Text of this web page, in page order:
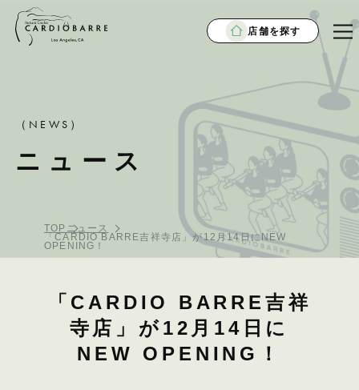
店舗を探す
（NEWS）
ニュース
TOP ニュース
「CARDIO BARRE吉祥寺店」が12月14日にNEW
OPENING！
「CARDIO BARRE吉祥
寺店」が12月14日に
NEW OPENING！